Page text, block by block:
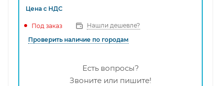
Цена с НДС
Под заказ
Нашли дешевле?
Проверить наличие по городам
Есть вопросы?
Звоните или пишите!